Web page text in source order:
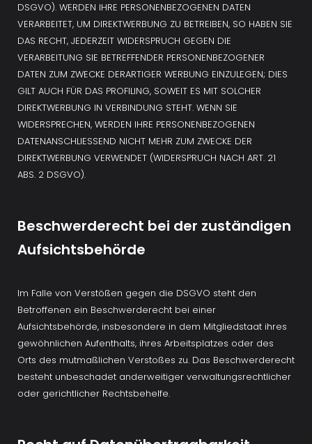
DSGVO). WERDEN IHRE PERSONENBEZOGENEN DATEN
VERARBEITET, UM DIREKTWERBUNG ZU BETREIBEN, SO HABEN SIE
DAS RECHT, JEDERZEIT WIDERSPRUCH GEGEN DIE
VERARBEITUNG SIE BETREFFENDER PERSONENBEZOGENER
DATEN ZUM ZWECKE DERARTIGER WERBUNG EINZULEGEN; DIES
GILT AUCH FÜR DAS PROFILING, SOWEIT ES MIT SOLCHER
DIREKTWERBUNG IN VERBINDUNG STEHT. WENN SIE
WIDERSPRECHEN, WERDEN IHRE PERSONENBEZOGENEN
DATENANSCHLIESSEND NICHT MEHR ZUM ZWECKE DER
DIREKTWERBUNG VERWENDET (WIDERSPRUCH NACH ART. 21
ABS. 2 DSGVO).
Beschwerderecht bei der zuständigen
Aufsichtsbehörde
Im Falle von Verstößen gegen die DSGVO steht den
Betroffenen ein Beschwerderecht bei einer
Aufsichtsbehörde, insbesondere in dem Mitgliedstaat ihres
gewöhnlichen Aufenthalts, ihres Arbeitsplatzes oder des
Orts des mutmaßlichen Verstoßes zu. Das Beschwerderecht
besteht unbeschadet anderweitiger verwaltungsrechtlicher
oder gerichtlicher Rechtsbehelfe.